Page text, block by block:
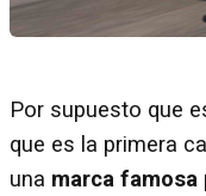
Por supuesto que
que es la primera
una marca